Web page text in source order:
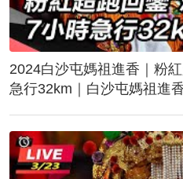
2024白沙屯媽祖進香｜粉
急行32km｜白沙屯媽祖進